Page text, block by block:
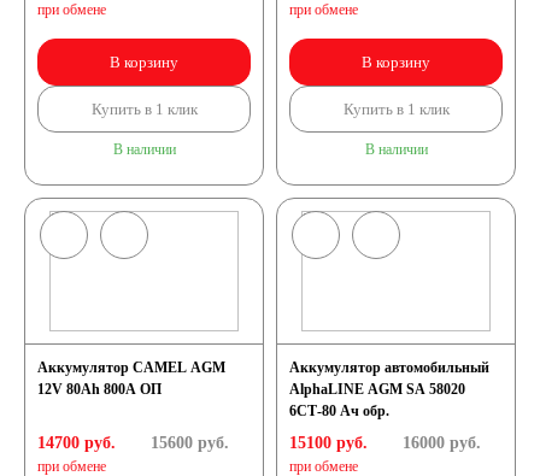
при обмене
В корзину
Купить в 1 клик
В наличии
при обмене
В корзину
Купить в 1 клик
В наличии
Аккумулятор CAMEL AGM
12V 80Ah 800А ОП
14700 руб.
при обмене
15600руб.
Аккумулятор автомобильный
AlphaLINE AGM SA 58020
6СТ-80 Ач обр.
15100 руб.
при обмене
16000руб.